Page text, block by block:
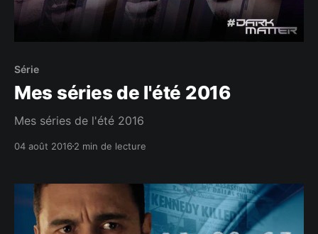
Série
Mes séries de l'été 2016
Mes séries de l'été 2016
04 août 20162 min de lecture